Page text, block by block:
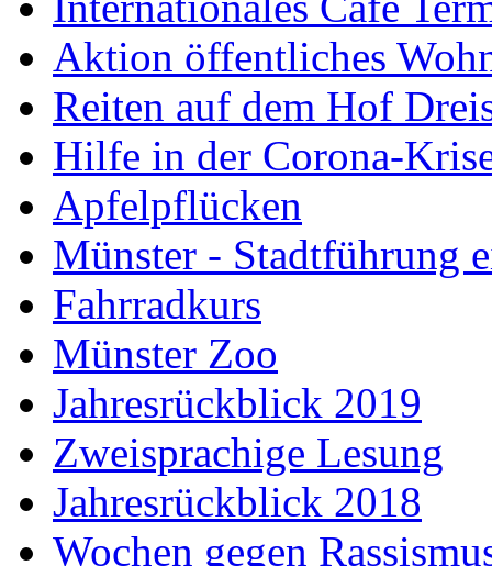
Aktion öffentliches
Reiten auf dem Hof
Hilfe in der Corona-
Apfelpflücken
Münster - Stadtführung
Fahrradkurs
Münster Zoo
Jahresrückblick 2019
Zweisprachige Lesung
Jahresrückblick 2018
Wochen gegen